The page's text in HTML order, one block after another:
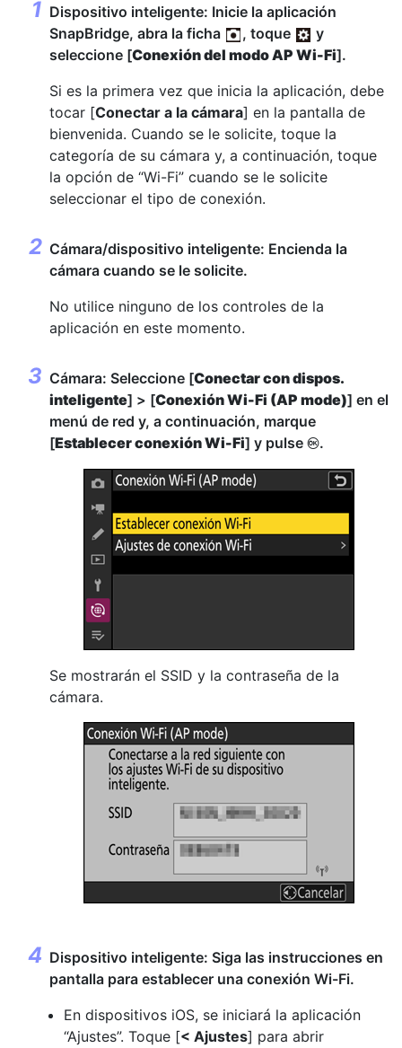
Dispositivo inteligente: Inicie la aplicación
SnapBridge, abra la ficha
, toque
y
seleccione [Conexión del modo AP Wi-Fi].
Si es la primera vez que inicia la aplicación, debe
tocar [Conectar a la cámara] en la pantalla de
bienvenida. Cuando se le solicite, toque la
categoría de su cámara y, a continuación, toque
la opción de “Wi-Fi” cuando se le solicite
seleccionar el tipo de conexión.
Cámara/dispositivo inteligente: Encienda la
cámara cuando se le solicite.
No utilice ninguno de los controles de la
aplicación en este momento.
Cámara: Seleccione [Conectar con dispos.
inteligente] > [Conexión Wi-Fi (AP mode)] en el
menú de red y, a continuación, marque
[Establecer conexión Wi-Fi] y pulse J.
Se mostrarán el SSID y la contraseña de la
cámara.
Dispositivo inteligente: Siga las instrucciones en
pantalla para establecer una conexión Wi-Fi.
En dispositivos iOS, se iniciará la aplicación
“Ajustes”. Toque [< Ajustes] para abrir